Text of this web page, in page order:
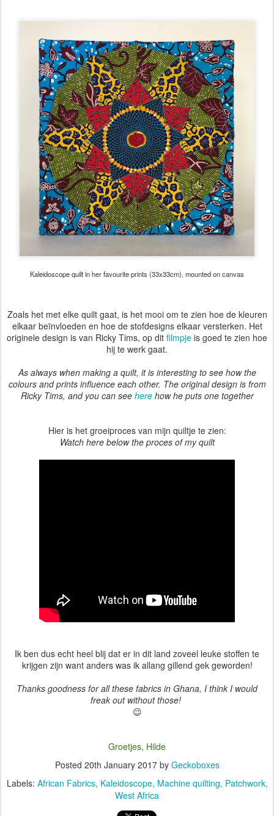
Kaleidoscope quilt in her favourite prints (33x33cm), mounted on canvas
Zoals het met elke quilt gaat, is het mooi om te zien hoe de kleuren
elkaar beïnvloeden en hoe de stofdesigns elkaar versterken. Het
originele design is van Ricky Tims, op dit filmpje is goed te zien hoe
hij te werk gaat.
As always when making a quilt, it is interesting to see how the
colours and prints influence each other. The original design is from
Ricky Tims, and you can see herehow he puts one together
Hier is het groeiproces van mijn quiltje te zien:
Watch here below the proces of my quilt
Ik ben dus echt heel blij dat er in dit land zoveel leuke stoffen te
krijgen zijn want anders was ik allang gillend gek geworden!
Thanks goodness for all these fabrics in Ghana, I think I would
freak out without those!
😉
Groetjes, Hilde
Posted 20th January 2017by Geckoboxes
Labels: African Fabrics Kaleidoscope Machine quilting Patchwork
West Africa